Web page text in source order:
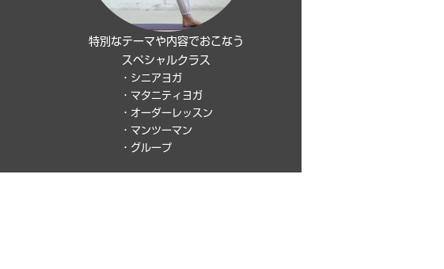
特別なテーマや内容でおこなう
スペシャルクラス
・シニアヨガ
・マタニティヨガ
・オーダーレッスン
・マンツーマン
・グループ